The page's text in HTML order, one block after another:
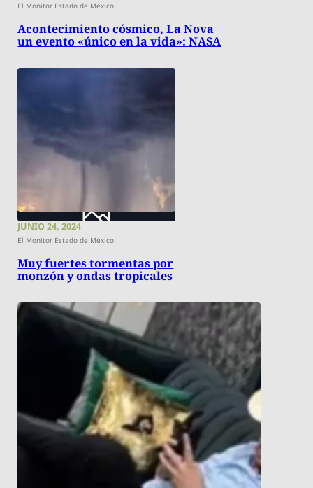
El Monitor Estado de México
Acontecimiento cósmico, La Nova
un evento «único en la vida»: NASA
JUNIO 24, 2024
El Monitor Estado de México
Muy fuertes tormentas por
monzón y ondas tropicales